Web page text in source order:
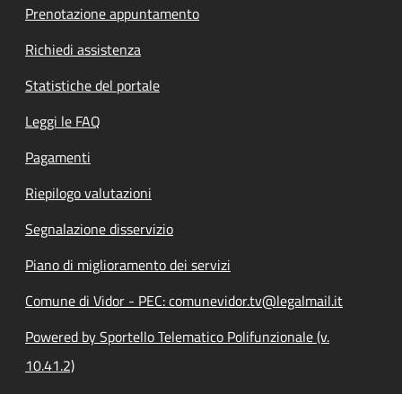
Prenotazione appuntamento
Richiedi assistenza
Statistiche del portale
Leggi le FAQ
Pagamenti
Riepilogo valutazioni
Segnalazione disservizio
Piano di miglioramento dei servizi
Comune di Vidor - PEC: comunevidor.tv@legalmail.it
Powered by Sportello Telematico Polifunzionale (v.
10.41.2)